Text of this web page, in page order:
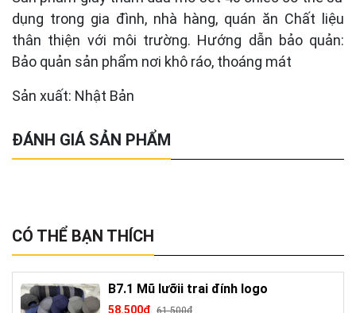
dụng trong gia đình, nhà hàng, quán ăn Chất liệu
thân thiện với môi trường. Hướng dẫn bảo quản:
Bảo quản sản phẩm nơi khô ráo, thoáng mát
Sản xuất: Nhật Bản
ĐÁNH GIÁ SẢN PHẨM
CÓ THỂ BẠN THÍCH
B7.1 Mũ lưỡii trai đính logo
58.500₫ 61.500₫